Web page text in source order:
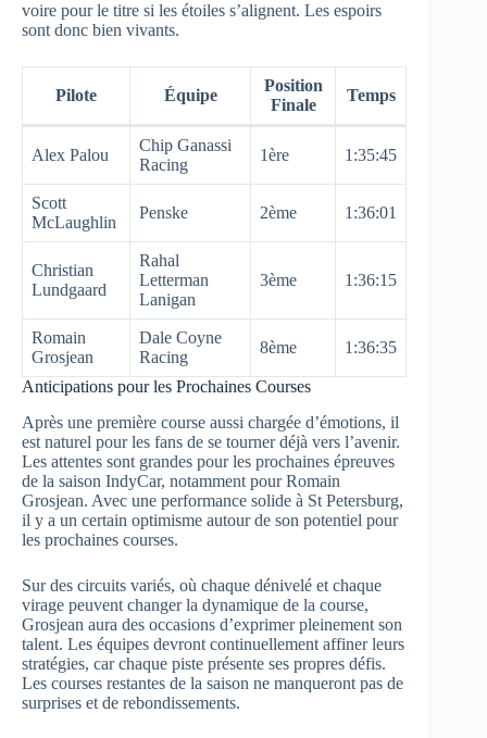
voire pour le titre si les étoiles s’alignent. Les espoirs
sont donc bien vivants.
Pilote Équipe
Position
Finale
Temps
Alex Palou
Chip Ganassi
Racing
1ère 1:35:45
Scott
McLaughlin
Penske 2ème 1:36:01
Christian
Lundgaard
Rahal
Letterman
Lanigan
3ème 1:36:15
Romain
Grosjean
Dale Coyne
Racing
8ème 1:36:35
Anticipations pour les Prochaines Courses
Après une première course aussi chargée d’émotions, il
est naturel pour les fans de se tourner déjà vers l’avenir.
Les attentes sont grandes pour les prochaines épreuves
de la saison IndyCar, notamment pour Romain
Grosjean. Avec une performance solide à St Petersburg,
il y a un certain optimisme autour de son potentiel pour
les prochaines courses.
Sur des circuits variés, où chaque dénivelé et chaque
virage peuvent changer la dynamique de la course,
Grosjean aura des occasions d’exprimer pleinement son
talent. Les équipes devront continuellement affiner leurs
stratégies, car chaque piste présente ses propres défis.
Les courses restantes de la saison ne manqueront pas de
surprises et de rebondissements.